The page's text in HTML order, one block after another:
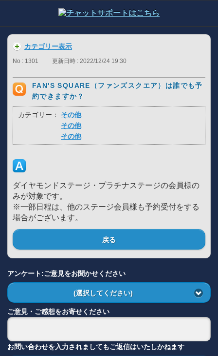
カテゴリー表示
No : 1301 更新日時 : 2022/12/24 19:30
FAN'S SQUARE（ファンズスクエア）は誰でも予
約できますか？
カテゴリー：
その他
その他
その他
ダイヤモンドステージ・プラチナステージの会員様の
みが対象です。
※一部日程は、他のステージ会員様も予約受付をする
場合がございます。
戻る
アンケート:ご意見をお聞かせください
(選択してください)
ご意見・ご感想をお寄せください
お問い合わせを入力されましてもご返信はいたしかねます